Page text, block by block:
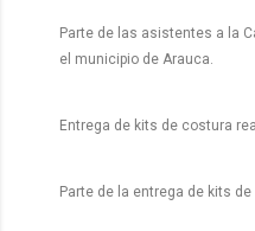
Parte de las asistentes a la
el municipio de Arauca.
Entrega de kits de costura
Parte de la entrega de kits